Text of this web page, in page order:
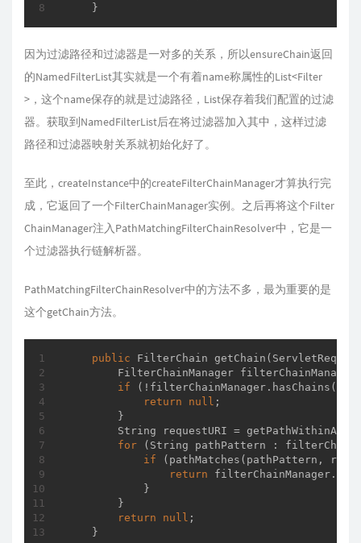
    }
因为过滤路径和过滤器是一对多的关系，所以ensureChain返回
的NamedFilterList其实就是一个有着name称属性的List<Filter
>，这个name保存的就是过滤路径，List保存着我们配置的过滤
器。获取到NamedFilterList后在将过滤器加入其中，这样过滤
路径和过滤器映射关系就初始化好了。
至此，createInstance中的createFilterChainManager才算执行完
成，它返回了一个FilterChainManager实例。之后再将这个Filter
ChainManager注入PathMatchingFilterChainResolver中，它是一
个过滤器执行链解析器。
PathMatchingFilterChainResolver中的方法不多，最为重要的是
这个getChain方法。
public FilterChain getChain
FilterChainManager
if (!filterChainManager.hasChains())
return
null ;
        }
String requestURI =
for (String pathPattern :
if (pathMatches(pathPattern,
return
            }
        }
return
null ;
    }